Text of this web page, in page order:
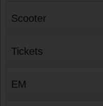
Scooter
Tickets
EM